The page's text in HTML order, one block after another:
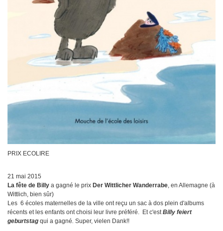
PRIX ECOLIRE
21 mai 2015
La fête de Billy a gagné le prix Der Wittlicher Wanderrabe, en Allemagne (à
Wittlich, bien sûr)
Les 6 écoles maternelles de la ville ont reçu un sac à dos plein d'albums
récents et les enfants ont choisi leur livre préféré. Et c'estBilly feiert
geburtstag qui a gagné. Super, vielen Dank!!